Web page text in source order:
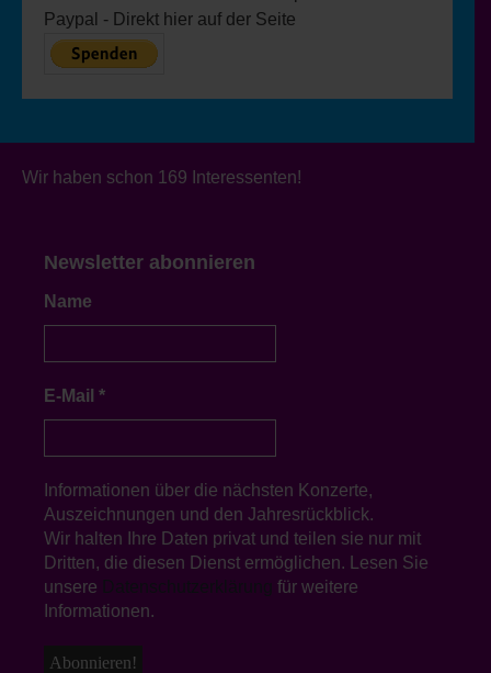
sang dann ein paar schöne Lieder und
danach wurde die Veranstaltung im Großen
Von Klassischer Musik, über Lieder der
Popmusik von Michael Jackson war alles
Braillers bei Brot und Wein ausklingen.
Heimreise wieder los und gegen 22 Uhr
war dann tatsächlich auch alles wieder im
Musiksaal aufgeräumt und verstaut. So
ging ein wirklich besonderer Tag für das
gesamte Orchester zuende und alle waren
begeistert. Hier sind noch viel mehr
Paypal - Direkt hier auf der Seite
Wir haben schon 169 Interessenten!
Newsletter abonnieren
Name
E-Mail *
Informationen über die nächsten Konzerte,
Auszeichnungen und den Jahresrückblick.
Wir halten Ihre Daten privat und teilen sie nur mit
Dritten, die diesen Dienst ermöglichen. Lesen Sie
unsere
für weitere
Informationen.